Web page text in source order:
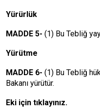
Yürürlük
MADDE 5- (1) Bu Tebliğ
Yürütme
MADDE 6- (1) Bu Tebliğ
Bakanı yürütür.
Eki için tıklayınız.